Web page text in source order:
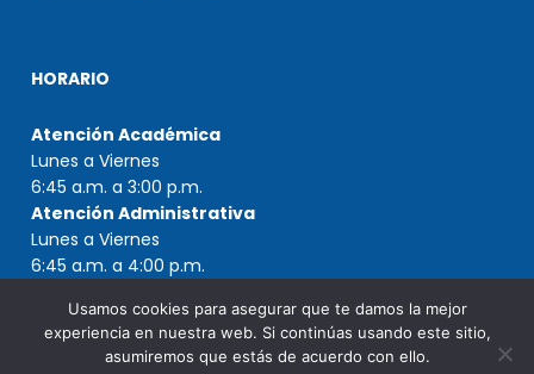
HORARIO
Atención Académica
Lunes a Viernes
6:45 a.m. a 3:00 p.m.
Atención Administrativa
Lunes a Viernes
6:45 a.m. a 4:00 p.m.
Copyright © 2021 Colegio Teresiano de Nuestra Señora de la
Usamos cookies para asegurar que te damos la mejor
experiencia en nuestra web. Si continúas usando este sitio,
asumiremos que estás de acuerdo con ello.